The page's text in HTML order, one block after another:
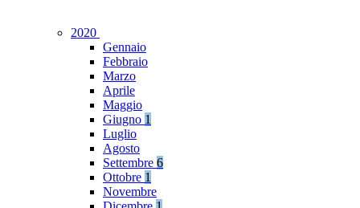
2020
Gennaio
Febbraio
Marzo
Aprile
Maggio
Giugno 1
Luglio
Agosto
Settembre 6
Ottobre 1
Novembre